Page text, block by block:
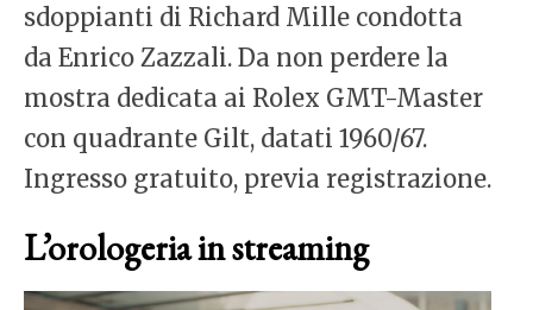
sdoppianti di Richard Mille condotta
da Enrico Zazzali. Da non perdere la
mostra dedicata ai Rolex GMT-Master
con quadrante Gilt, datati 1960/67.
Ingresso gratuito, previa registrazione.
L’orologeria in streaming